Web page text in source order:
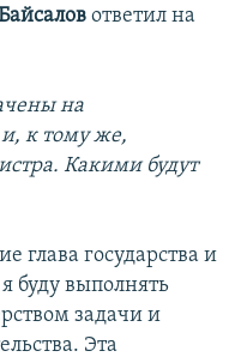
ответил на
на
к тому же,
Какими будут
глава государства и
буду выполнять
задачи и
Эта